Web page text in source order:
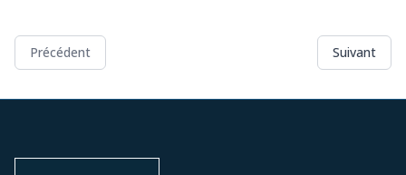
Précédent Suivant